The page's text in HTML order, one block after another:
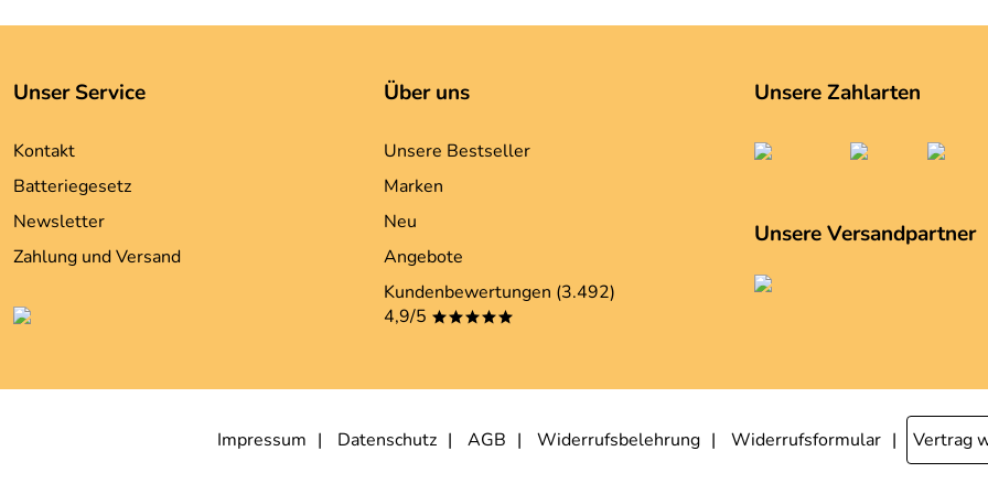
Unser Service
Kontakt
Batteriegesetz
Newsletter
Zahlung und Versand
Über uns
Unsere Bestseller
Marken
Neu
Angebote
Kundenbewertungen (3.492)
4,9/5 *****
Unsere Zahlarten
Unsere Versandpartner
Impressum Datenschutz AGB Widerrufsbelehrung Widerrufsformular Vertrag